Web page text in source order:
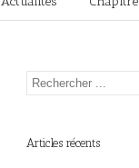
Articles récents